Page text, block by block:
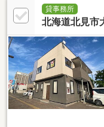
貸事務所
北海道北見市